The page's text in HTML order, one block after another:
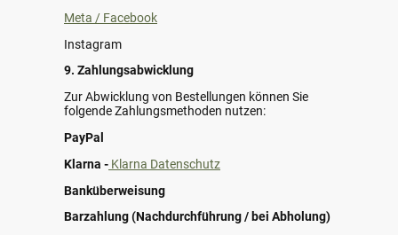
Meta / Facebook
Instagram
9. Zahlungsabwicklung
Zur Abwicklung von Bestellungen können Sie
folgende Zahlungsmethoden nutzen:
PayPal
Klarna - Klarna Datenschutz
Banküberweisung
Barzahlung (Nachdurchführung / bei Abholung)